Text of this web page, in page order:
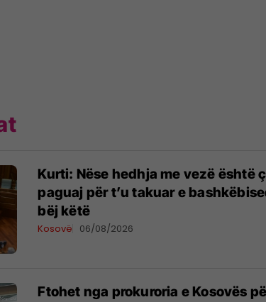
Kurti: Nëse hedhja me vezë është
paguaj për t’u takuar e
bëj këtë
Kosovë 06/08/2026
Ftohet nga prokuroria e Kosovës